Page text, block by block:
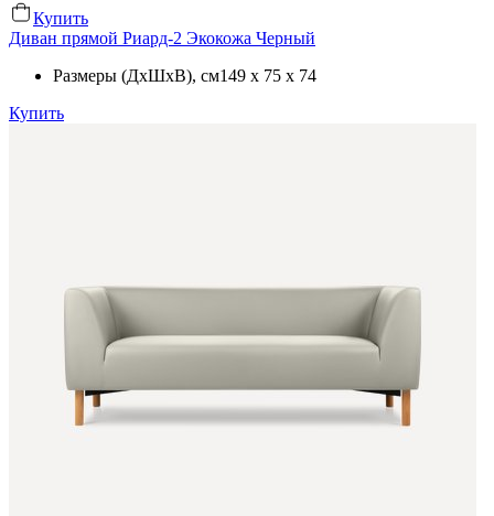
Купить
Диван прямой Риард-2 Экокожа Черный
Размеры (ДхШхВ), см149 x 75 x 74
Купить